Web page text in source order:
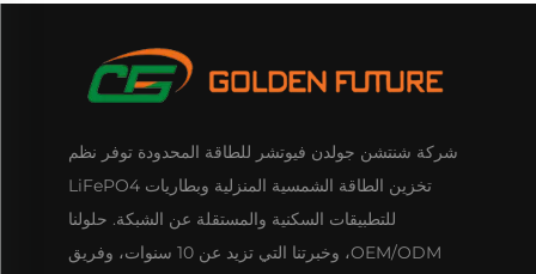
شركة شنتشن جولدن فيوتشر للطاقة المحدودة توفر نظم
تخزين الطاقة الشمسية المنزلية وبطاريات LiFePO4
للتطبيقات السكنية والمستقلة عن الشبكة. حلولنا
OEM/ODM، وخبرتنا التي تزيد عن 10 سنوات، وفريق